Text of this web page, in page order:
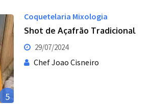
5
Coquetelaria Mixologia
Shot de Açafrão Tradicional
29/07/2024
Chef Joao Cisneiro